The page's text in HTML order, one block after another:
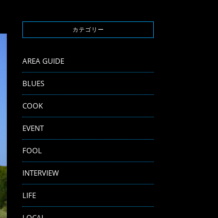
カテゴリー
AREA GUIDE
BLUES
COOK
EVENT
FOOL
INTERVIEW
LIFE